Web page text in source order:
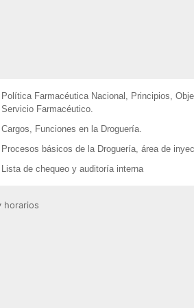
Política Farmacéutica Nacional, Principios,
Servicio Farmacéutico.
Cargos, Funciones en la Droguería.
Procesos básicos de la Droguería, área de
Lista de chequeo y auditoría interna
horarios